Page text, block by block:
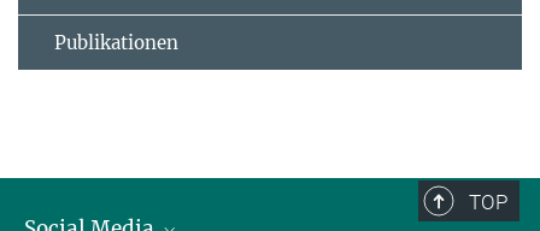
Publikationen
TOP